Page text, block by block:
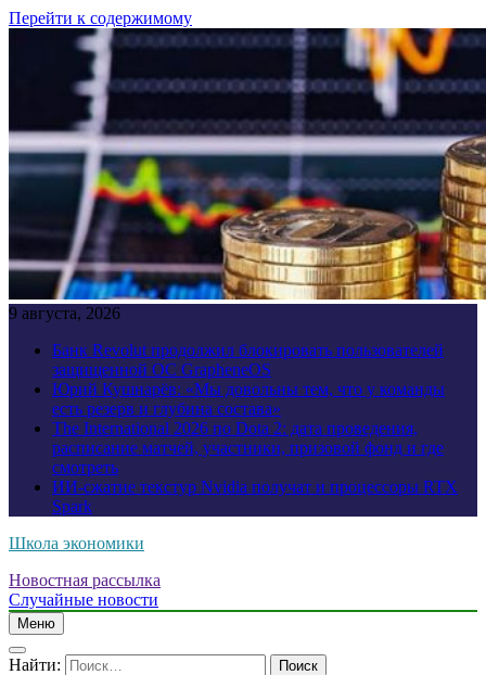
Перейти к содержимому
9 августа, 2026
Банк Revolut продолжил блокировать пользователей
защищенной ОС GrapheneOS
Юрий Кушнарёв: «Мы довольны тем, что у команды
есть резерв и глубина состава»
The International 2026 по Dota 2: дата проведения,
расписание матчей, участники, призовой фонд и где
смотреть
ИИ-сжатие текстур Nvidia получат и процессоры RTX
Spark
Школа экономики
Новостная рассылка
Случайные новости
Меню
Найти: